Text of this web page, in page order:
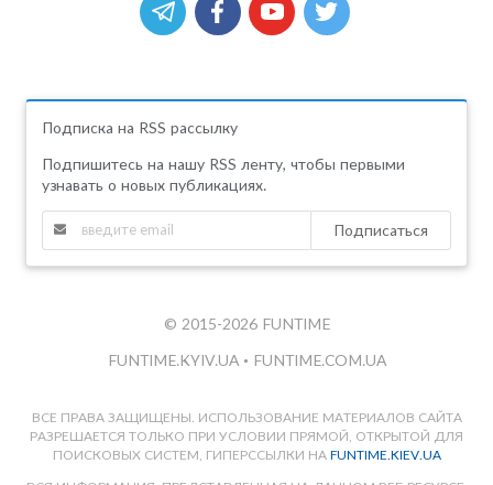
Подписка на RSS рассылку
Подпишитесь на нашу RSS ленту, чтобы первыми
узнавать о новых публикациях.
Подписаться
© 2015-2026 FUNTIME
FUNTIME.KYIV.UA • FUNTIME.COM.UA
ВСЕ ПРАВА ЗАЩИЩЕНЫ. ИСПОЛЬЗОВАНИЕ МАТЕРИАЛОВ САЙТА
РАЗРЕШАЕТСЯ ТОЛЬКО ПРИ УСЛОВИИ ПРЯМОЙ, ОТКРЫТОЙ ДЛЯ
ПОИСКОВЫХ СИСТЕМ, ГИПЕРССЫЛКИ НА FUNTIME.KIEV.UA